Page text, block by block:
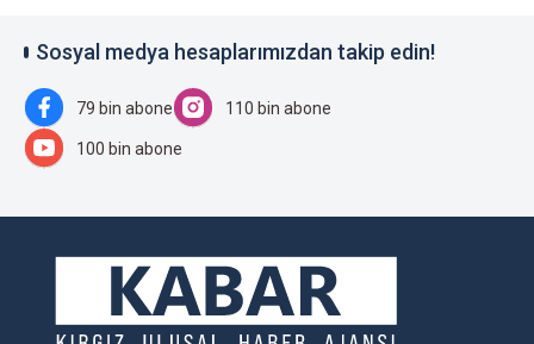
Sosyal medya hesaplarımızdan takip edin!
79 bin abone 110 bin abone
100 bin abone